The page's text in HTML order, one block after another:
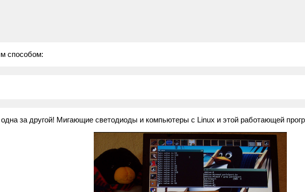
способом:
за другой! Мигающие светодиоды и компьютеры с Linux и этой работающей